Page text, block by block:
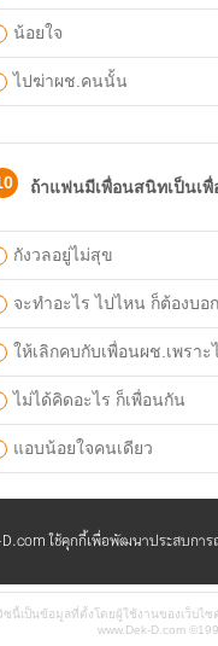
ใช้คุกกี้เพื่อพัฒนาประสบกา
น้อยใจ
ไปฆ่าผช.คนนั้น
ถ้าแฟนมีเพื่อนสนิทเป็นเ
กังวลอยู่ไม่สุข
จะทำอะไร ไปไหน ก็ต้องบอก
ให้เลิกคบกับเพื่อนผช.เพรา
ไม่ได้คิดอะไร ก็เพื่อนกัน
แอบน้อยใจคนเดียว
ซนี้เป็นข้อมูลที่ตั้งโดยผู้ใช้งานของเว็บไ
www.Dek-D.com